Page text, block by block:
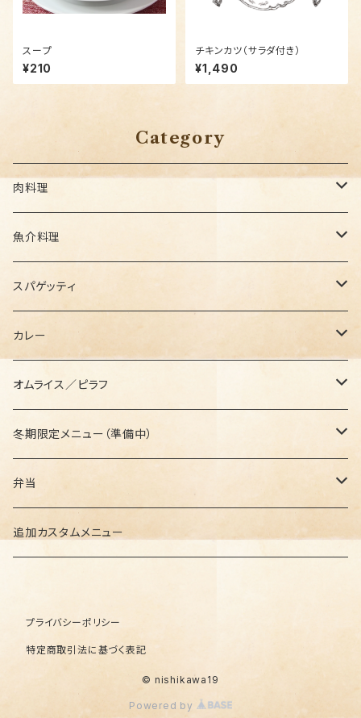
スープ
¥210
チキンカツ（サラダ付き）
¥1,490
Category
肉料理
セットメニュー
魚介料理
セットメニュー
スパゲッティ
セットメニュー
カレー
セットメニュー
オムライス／ピラフ
セットメニュー
冬期限定メニュー（準備中）
セットメニュー
弁当
セットメニュー
追加カスタムメニュー
プライバシーポリシー
特定商取引法に基づく表記
© nishikawa19
Powered by